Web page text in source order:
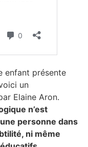
enfant présente
un
Elaine Aron.
n’est
personne dans
ni même